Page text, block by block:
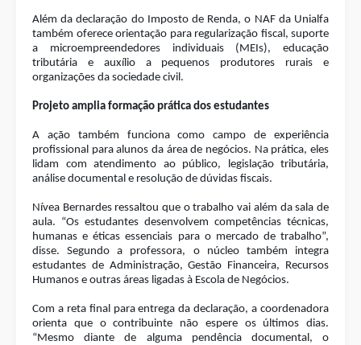
Além da declaração do Imposto de Renda, o NAF da Unialfa
também oferece orientação para regularização fiscal, suporte
a microempreendedores individuais (MEIs), educação
tributária e auxílio a pequenos produtores rurais e
organizações da sociedade civil.
Projeto amplia formação prática dos estudantes
A ação também funciona como campo de experiência
profissional para alunos da área de negócios. Na prática, eles
lidam com atendimento ao público, legislação tributária,
análise documental e resolução de dúvidas fiscais.
Nívea Bernardes ressaltou que o trabalho vai além da sala de
aula. “Os estudantes desenvolvem competências técnicas,
humanas e éticas essenciais para o mercado de trabalho”,
disse. Segundo a professora, o núcleo também integra
estudantes de Administração, Gestão Financeira, Recursos
Humanos e outras áreas ligadas à Escola de Negócios.
Com a reta final para entrega da declaração, a coordenadora
orienta que o contribuinte não espere os últimos dias.
“Mesmo diante de alguma pendência documental, o